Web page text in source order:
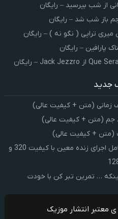
از شب بپرسید – رایگان
باز شب شد – رایگان
تراپی ( نگو نه ) – رایگان
پارافین – رایگان
جدید
(متن + کیفیت عالی)
جم (متن + کیفیت عالی)
(متن + کیفیت عالی)
کنسرت صوتی معین لایو | آرشیو کامل اجرای زنده معین با کیفیت 320 و
… تمرین تبر کن با خودت
معتبر انتشار موزیک